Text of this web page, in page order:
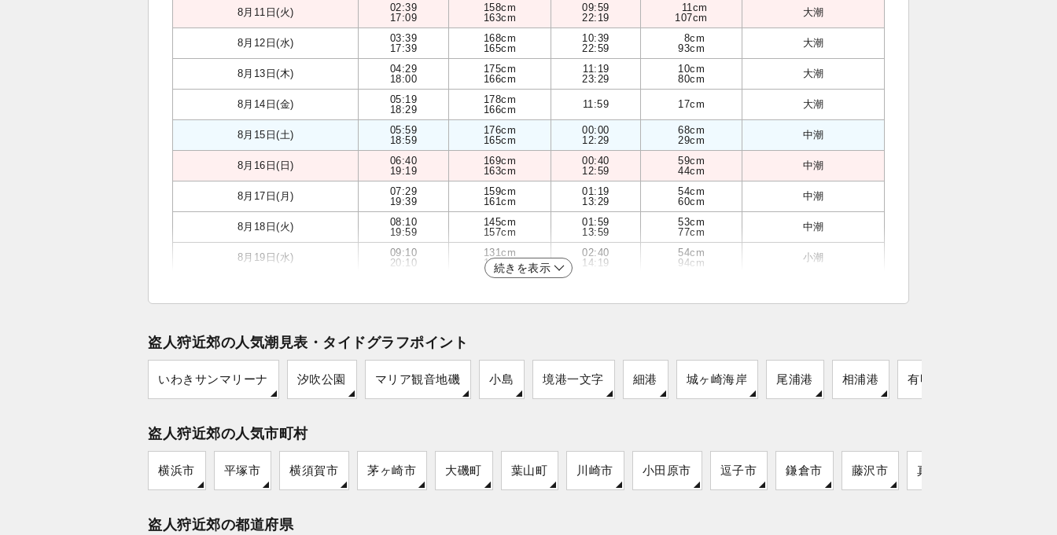
8月11日(火)
02:39
17:09
158cm
163cm
09:59
22:19
11cm
107cm
大潮
8月12日(水)
03:39
17:39
168cm
165cm
10:39
22:59
8cm
93cm
大潮
8月13日(木)
04:29
18:00
175cm
166cm
11:19
23:29
10cm
80cm
大潮
8月14日(金)
05:19
18:29
178cm
166cm
11:59 17cm 大潮
8月15日(土)
05:59
18:59
176cm
165cm
00:00
12:29
68cm
29cm
中潮
8月16日(日)
06:40
19:19
169cm
163cm
00:40
12:59
59cm
44cm
中潮
8月17日(月)
07:29
19:39
159cm
161cm
01:19
13:29
54cm
60cm
中潮
8月18日(火)
08:10
19:59
145cm
157cm
01:59
13:59
53cm
77cm
中潮
8月19日(水)
09:10
20:10
131cm
153cm
02:40
14:19
54cm
94cm
小潮
続きを表示
盗人狩近郊の人気潮見表・タイドグラフポイント
いわきサンマリーナ 汐吹公園 マリア観音地磯 小島 境港一文字 細港 城ヶ崎海岸 尾浦港 相浦港 有明西ふ頭公園
盗人狩近郊の人気市町村
横浜市 平塚市 横須賀市 茅ヶ崎市 大磯町 葉山町 川崎市 小田原市 逗子市 鎌倉市 藤沢市 真鶴町
盗人狩近郊の都道府県